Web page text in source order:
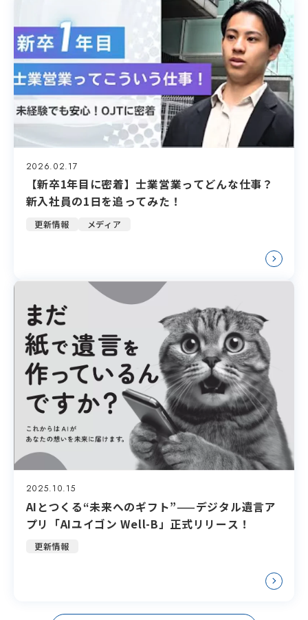
2026.02.17
【新卒1年目に密着】士業営業ってどんな仕事？
新入社員の1日を追ってみた！
更新情報 メディア
2025.10.15
AIとつくる“未来へのギフト”——デジタル遺言ア
プリ「AIユイゴン Well-B」正式リリース！
更新情報